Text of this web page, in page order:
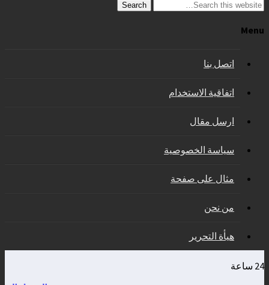
Search
Menu
اتصل بنا
اتفاقية الاستخدام
ارسل مقال
سياسة الخصوصية
مثال على صفحة
من نحن
هيأة التحرير
24 ساعة